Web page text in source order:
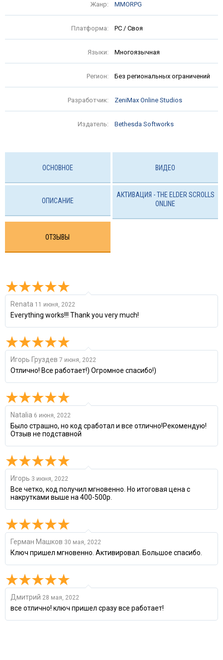
Жанр: MMORPG
Платформа: PC / Своя
Языки: Многоязычная
Регион: Без региональных ограничений
Разработчик: ZeniMax Online Studios
Издатель: Bethesda Softworks
ОСНОВНОЕ ВИДЕО
ОПИСАНИЕ
АКТИВАЦИЯ - THE ELDER SCROLLS
ONLINE
ОТЗЫВЫ
Renata 11 июня, 2022
Everything works!!! Thank you very much!
Игорь Груздев 7 июня, 2022
Отлично! Все работает!) Огромное спасибо!)
Natalia 6 июня, 2022
Было страшно, но код сработал и все отлично!Рекомендую!
Отзыв не подставной
Игорь 3 июня, 2022
Все четко, код получил мгновенно. Но итоговая цена с
накрутками выше на 400-500р.
Герман Машков 30 мая, 2022
Ключ пришел мгновенно. Активировал. Большое спасибо.
Дмитрий 28 мая, 2022
все отлично! ключ пришел сразу все работает!